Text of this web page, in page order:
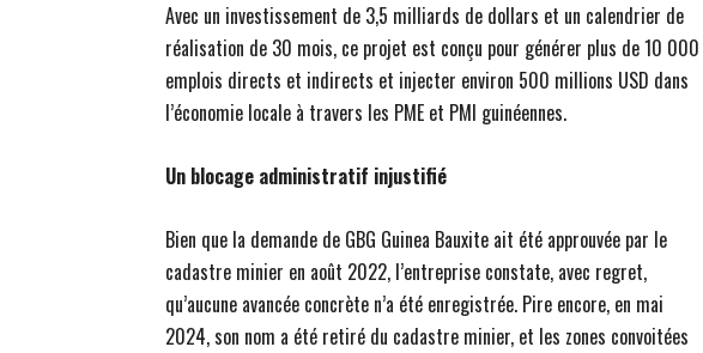
Avec un investissement de 3,5 milliards de dollars et un calendrier de
réalisation de 30 mois, ce projet est conçu pour générer plus de 10 000
emplois directs et indirects et injecter environ 500 millions USD dans
l’économie locale à travers les PME et PMI guinéennes.
Un blocage administratif injustifié
Bien que la demande de GBG Guinea Bauxite ait été approuvée par le
cadastre minier en août 2022, l’entreprise constate, avec regret,
qu’aucune avancée concrète n’a été enregistrée. Pire encore, en mai
2024, son nom a été retiré du cadastre minier, et les zones convoitées